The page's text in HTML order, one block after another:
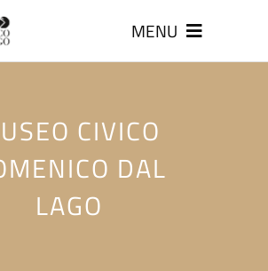
MENU
CIVICO
DAL
LAGO